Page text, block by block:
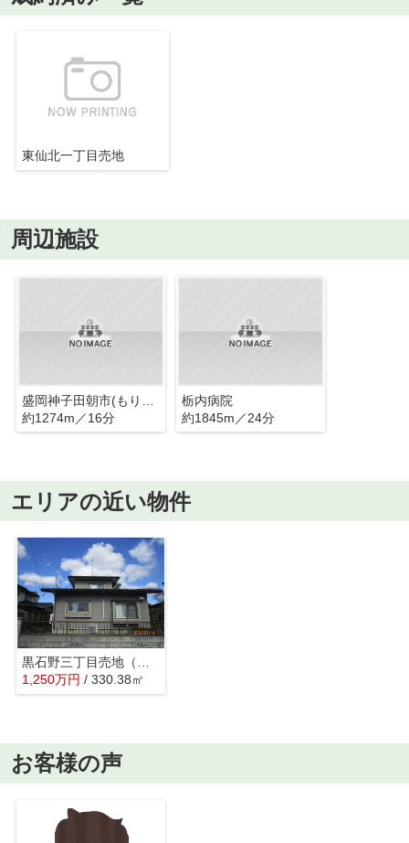
東仙北一丁目売地
周辺施設
約1274m／16分
栃内病院
約1845m／24分
エリアの近い物件
1,250万円 / 330.38㎡
お客様の声